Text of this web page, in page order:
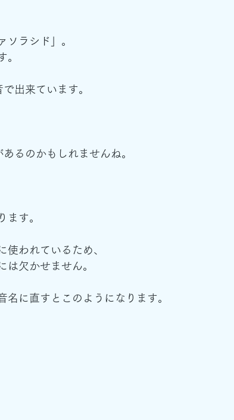
ソラシド」。
。
出来ています。
るのかもしれませんね。
ます。
使われているため、
は欠かせません。
名に直すとこのようになります。